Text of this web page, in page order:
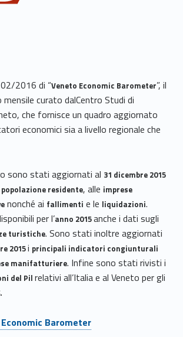
2016 di “Veneto Economic Barometer”, il
curato dalCentro Studi di
che fornisce un quadro aggiornato
economici sia a livello regionale che
sono stati aggiornati al 31 dicembre 2015
popolazione residente, alle imprese
nonché ai fallimenti e le liquidazioni.
per l’anno 2015anche i dati sugli
turistiche. Sono stati inoltre aggiornati
2015i principali indicatori congiunturali
manifatturiere. Infine sono stati rivisti i
del Pil relativi all’Italia e al Veneto per gli
.
Barometer